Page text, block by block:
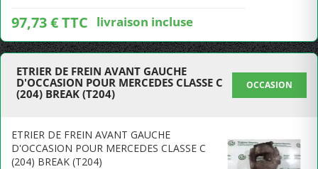
97,73 € TTC livraison incluse
ETRIER DE FREIN AVANT GAUCHE
D'OCCASION POUR MERCEDES CLASSE C
(204) BREAK (T204)
OCCASION
ETRIER DE FREIN AVANT GAUCHE
D'OCCASION POUR MERCEDES CLASSE C
(204) BREAK (T204)